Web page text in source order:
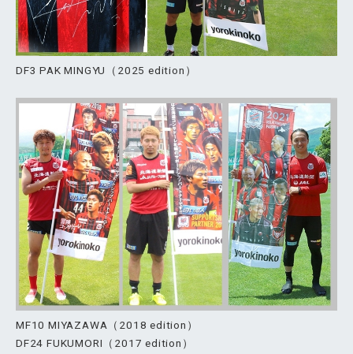
DF3 PAK MINGYU（2025 edition）
MF10 MIYAZAWA（2018 edition）
DF24 FUKUMORI（2017 edition）